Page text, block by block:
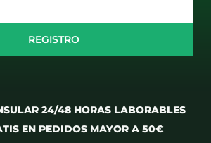
REGISTRO
24/48 HORAS LABORABLES
EN PEDIDOS MAYOR A 50€